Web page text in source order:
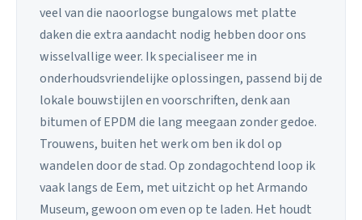
veel van die naoorlogse bungalows met platte
daken die extra aandacht nodig hebben door ons
wisselvallige weer. Ik specialiseer me in
onderhoudsvriendelijke oplossingen, passend bij de
lokale bouwstijlen en voorschriften, denk aan
bitumen of EPDM die lang meegaan zonder gedoe.
Trouwens, buiten het werk om ben ik dol op
wandelen door de stad. Op zondagochtend loop ik
vaak langs de Eem, met uitzicht op het Armando
Museum, gewoon om even op te laden. Het houdt